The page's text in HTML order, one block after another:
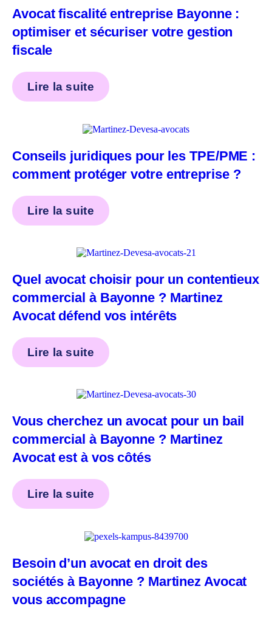
Avocat fiscalité entreprise Bayonne :
optimiser et sécuriser votre gestion
fiscale
Lire la suite
Conseils juridiques pour les TPE/PME :
comment protéger votre entreprise ?
Lire la suite
Quel avocat choisir pour un contentieux
commercial à Bayonne ? Martinez
Avocat défend vos intérêts
Lire la suite
Vous cherchez un avocat pour un bail
commercial à Bayonne ? Martinez
Avocat est à vos côtés
Lire la suite
Besoin d’un avocat en droit des
sociétés à Bayonne ? Martinez Avocat
vous accompagne